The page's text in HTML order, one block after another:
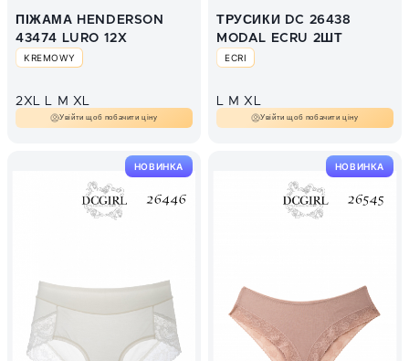
ПІЖАМА HENDERSON
43474 LURO 12X
KREMOWY
2XL L M XL
Увійти щоб побачити ціну
ТРУСИКИ DC 26438
MODAL ECRU 2ШТ
ECRI
L M XL
Увійти щоб побачити ціну
НОВИНКА НОВИНКА